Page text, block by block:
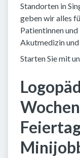
Standorten in
geben wir alles
Patientinnen
Akutmedizin
Starten Sie mit